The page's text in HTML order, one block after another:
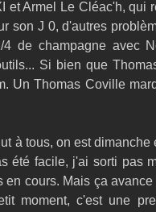
et Armel Le Cléac'h, qui
son J 0, d'autres
de champagne avec
Si bien que
Un Thomas Coville
à tous, on est dimanche
été facile, j'ai sorti pas
cours. Mais ça avance
moment, c'est une